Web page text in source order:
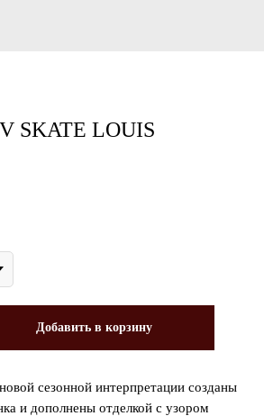
LOUIS
Добавить в корзину
сезонной интерпретации созданы
и дополнены отделкой с узором